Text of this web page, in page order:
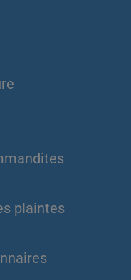
plaintes